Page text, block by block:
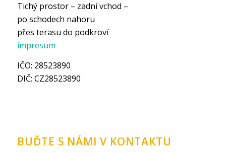
Tichý prostor – zadní vchod –
po schodech nahoru
přes terasu do podkroví
impresum
IČO: 28523890
DIČ: CZ28523890
BUĎTE S NÁMI V KONTAKTU